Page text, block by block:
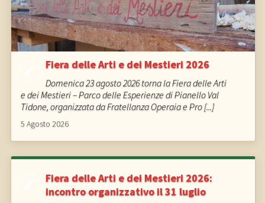
Fiera delle Arti e dei Mestieri 2026
Domenica 23 agosto 2026 torna la Fiera delle Arti
e dei Mestieri – Parco delle Esperienze di Pianello Val
Tidone, organizzata da Fratellanza Operaia e Pro [...]
5 Agosto 2026
Fiera delle Arti e dei Mestieri 2026:
incontro organizzativo il 31 luglio